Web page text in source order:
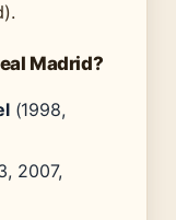
Madrid?
(1998,
2007,